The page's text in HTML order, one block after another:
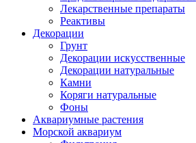
Лекарственные препараты
Реактивы
Декорации
Грунт
Декорации искусственные
Декорации натуральные
Камни
Коряги натуральные
Фоны
Аквариумные растения
Морской аквариум